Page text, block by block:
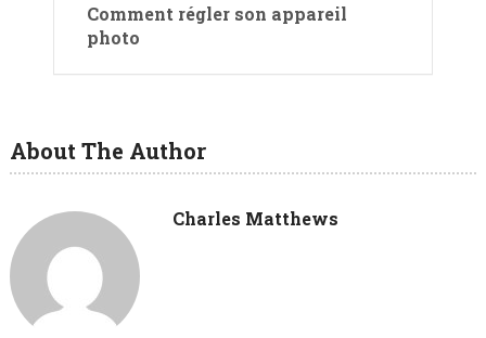
Comment régler son appareil
photo
About The Author
Charles Matthews